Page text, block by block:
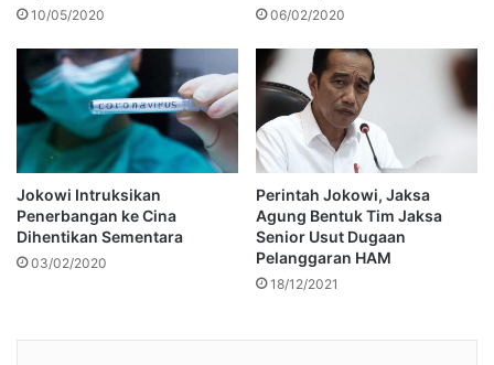
10/05/2020 06/02/2020
Jokowi Intruksikan
Penerbangan ke Cina
Dihentikan Sementara
03/02/2020
Perintah Jokowi, Jaksa
Agung Bentuk Tim Jaksa
Senior Usut Dugaan
Pelanggaran HAM
18/12/2021